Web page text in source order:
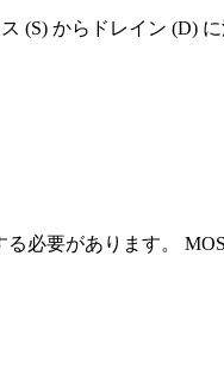
(S) からドレイン (D)
必要があります。